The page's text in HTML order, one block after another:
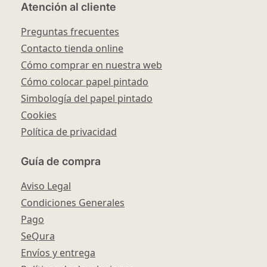
Atención al cliente
Preguntas frecuentes
Contacto tienda online
Cómo comprar en nuestra web
Cómo colocar papel pintado
Simbología del papel pintado
Cookies
Política de privacidad
Guía de compra
Aviso Legal
Condiciones Generales
Pago
SeQura
Envíos y entrega